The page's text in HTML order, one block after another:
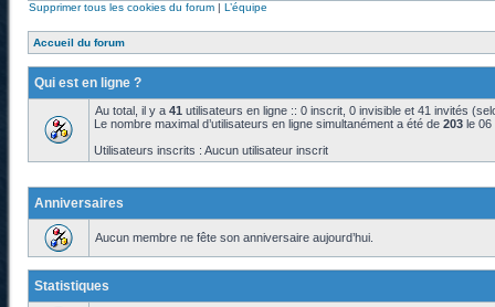
Supprimer tous les cookies du forum | L’équipe
Accueil du forum
Qui est en ligne ?
Au total, il y a 41 utilisateurs en ligne :: 0 inscrit, 0 invisible et 41 invités
Le nombre maximal d’utilisateurs en ligne simultanément a été de 203 le 06
Utilisateurs inscrits : Aucun utilisateur inscrit
Anniversaires
Aucun membre ne fête son anniversaire aujourd’hui.
Statistiques